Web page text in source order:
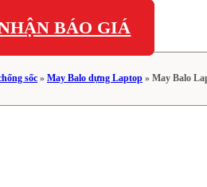
BÁO GIÁ
sốc » May Balo dựng Laptop » May Balo